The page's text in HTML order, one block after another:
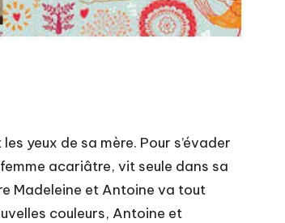
yeux de sa mère. Pour s’évader
acariâtre, vit seule dans sa
Madeleine et Antoine va tout
couleurs, Antoine et